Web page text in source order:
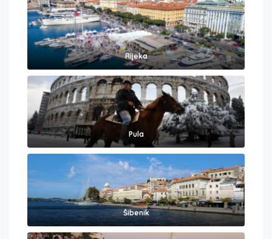
Rijeka
Pula
Šibenik